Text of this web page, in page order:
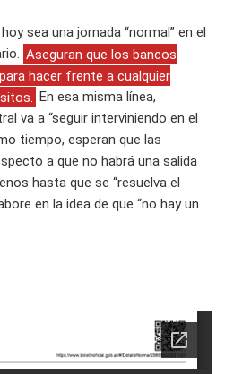
sea una jornada “normal” en el
Aseguran que los bancos
hacer frente a cualquier
En esa misma línea,
va a “seguir interviniendo en el
tiempo, esperan que las
a que no habrá una salida
hasta que se “resuelva el
en la idea de que “no hay un